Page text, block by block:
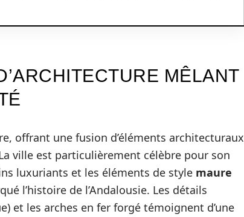
MÊLANT
offrant une fusion d’éléments architecturaux
ville est particulièrement célèbre pour son
luxuriants et les éléments de style maure
l’histoire de l’Andalousie. Les détails
et les arches en fer forgé témoignent d’une